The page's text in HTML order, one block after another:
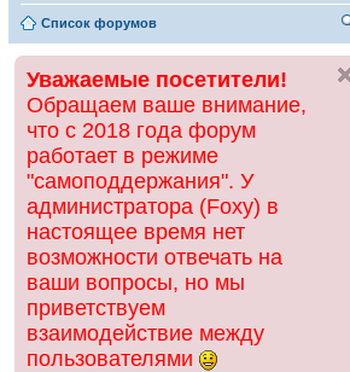
Список форумов
Уважаемые посетители!
Обращаем ваше внимание,
что с 2018 года форум
работает в режиме
"самоподдержания". У
администратора (Foxy) в
настоящее время нет
возможности отвечать на
ваши вопросы, но мы
приветствуем
взаимодействие между
пользователями